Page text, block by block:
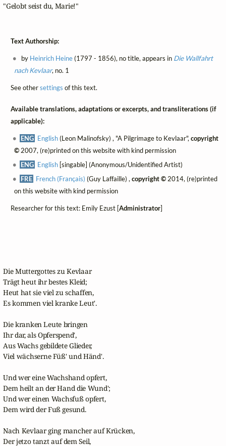
"Gelobt seist du, Marie!"
Text Authorship:
by Heinrich Heine(1797 - 1856), no title, appears in Die Wallfahrt
nach Kevlaar, no. 1
See othersettings of this text.
Available translations, adaptations or excerpts, and transliterations (if
applicable):
ENG English(Leon Malinofsky) , "A Pilgrimage to Kevlaar",copyright
©2007, (re)printed on this website with kind permission
ENG English[singable] (Anonymous/Unidentified Artist)
FRE French (Français) (Guy Laffaille) ,copyright ©2014, (re)printed
on this website with kind permission
Researcher for this text: Emily Ezust [Administrator]
Die Muttergottes zu Kevlaar
Trägt heut ihr bestes Kleid;
Heut hat sie viel zu schaffen,
Es kommen viel kranke Leut'.
Die kranken Leute bringen
Ihr dar, als Opferspend',
Aus Wachs gebildete Glieder,
Viel wächserne Füß' und Händ'.
Und wer eine Wachshand opfert,
Dem heilt an der Hand die Wund';
Und wer einen Wachsfuß opfert,
Dem wird der Fuß gesund.
Nach Kevlaar ging mancher auf Krücken,
Der jetzo tanzt auf dem Seil,